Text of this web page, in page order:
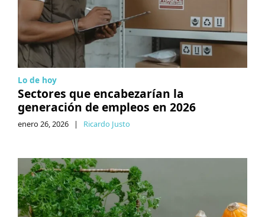
Lo de hoy
Sectores que encabezarían la
generación de empleos en 2026
enero 26, 2026 | Ricardo Justo